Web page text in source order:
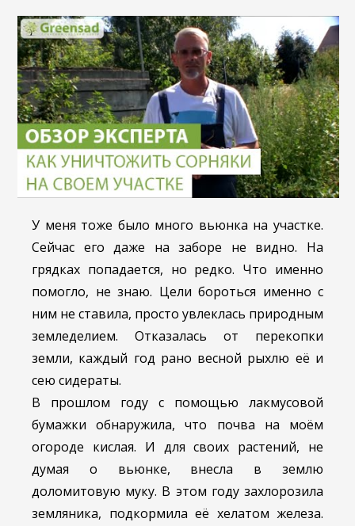
У меня тоже было много вьюнка на участке.
Сейчас его даже на заборе не видно. На
грядках попадается, но редко. Что именно
помогло, не знаю. Цели бороться именно с
ним не ставила, просто увлеклась природным
земледелием. Отказалась от перекопки
земли, каждый год рано весной рыхлю её и
сею сидераты.
В прошлом году с помощью лакмусовой
бумажки обнаружила, что почва на моём
огороде кислая. И для своих растений, не
думая о вьюнке, внесла в землю
доломитовую муку. В этом году захлорозила
земляника, подкормила её хелатом железа.